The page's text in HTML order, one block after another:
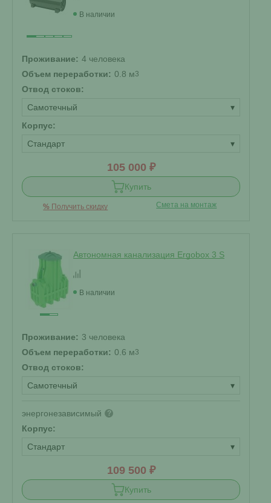
В наличии
Проживание: 4 человека
Объем переработки: 0.8 м3
Отвод стоков:
Самотечный
▾
Корпус:
Стандарт
▾
105 000 ₽
Купить
% Получить скидку Смета на монтаж
Автономная канализация Ergobox 3 S
В наличии
Проживание: 3 человека
Объем переработки: 0.6 м3
Отвод стоков:
Самотечный
▾
энергонезависимый ?
Корпус:
Стандарт
▾
109 500 ₽
Купить